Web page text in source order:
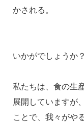
かされる。
いかがでしょうか？
私たちは、食の生
展開していますが
ことで、我々がや